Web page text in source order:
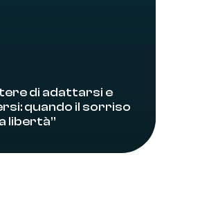
di adattarsi e
quando il sorriso
libertà”